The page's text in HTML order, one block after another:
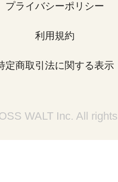
プライバシーポリシー
利用規約
定商取引法に関する表示
WALT Inc. All